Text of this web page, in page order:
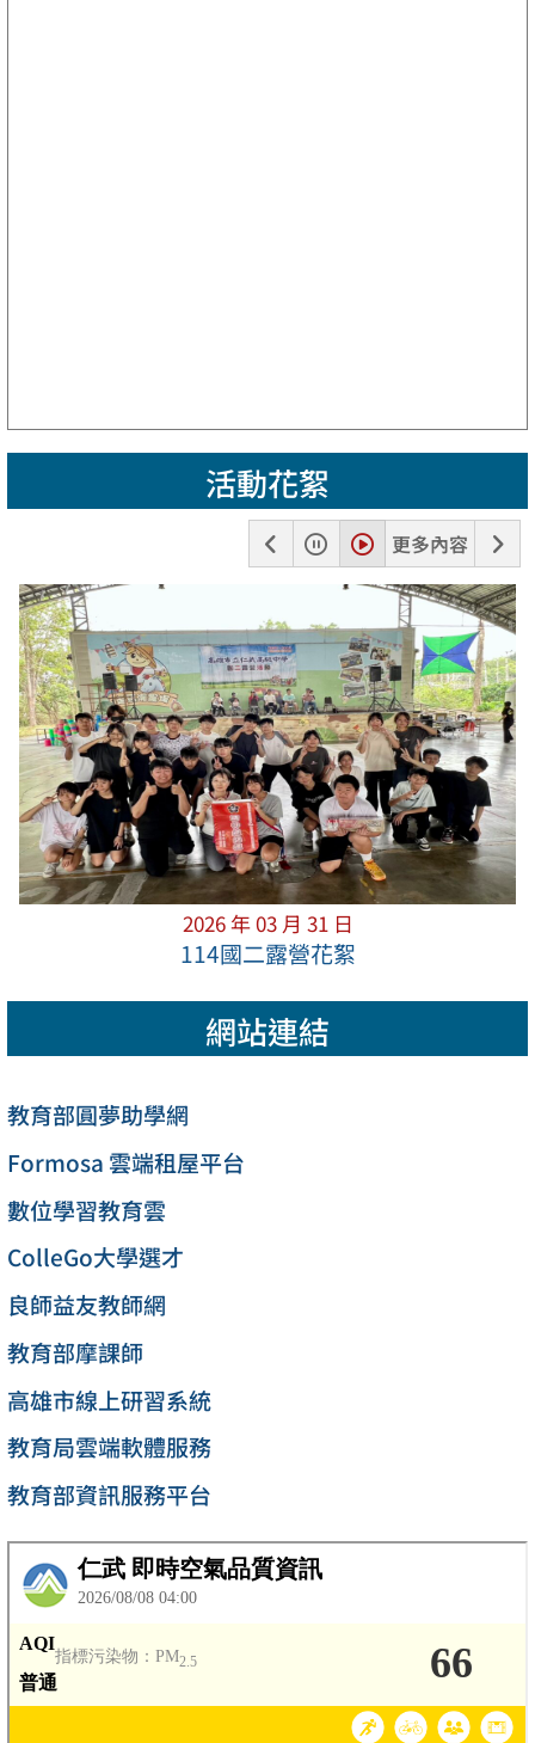
活動花絮
張
暫
停
播
放
更多內容
下
一
張
2026 年 03 月 31 日
114國二露營花絮
網站連結
教育部圓夢助學網
Formosa 雲端租屋平台
數位學習教育雲
ColleGo大學選才
良師益友教師網
教育部摩課師
高雄市線上研習系統
教育局雲端軟體服務
教育部資訊服務平台